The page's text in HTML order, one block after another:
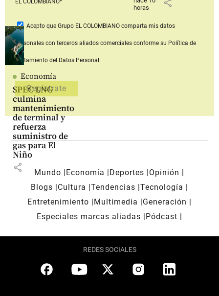
horas
share
Economía
SPEC LNG
culmina
mantenimiento
de terminal y
refuerza
suministro de
gas para El
Niño
share
Acepto que Grupo EL COLOMBIANOcomparta mis datos
personales con terceros aliados comerciales conforme su Política de
Tratamiento del Datos Personal.
Mundo Economía Deportes
Opinión
Blogs
Cultura Tendencias Tecnología
Entretenimiento
Multimedia
Generación
Especiales marcas aliadas
Pódcast
REDES SOCIALES